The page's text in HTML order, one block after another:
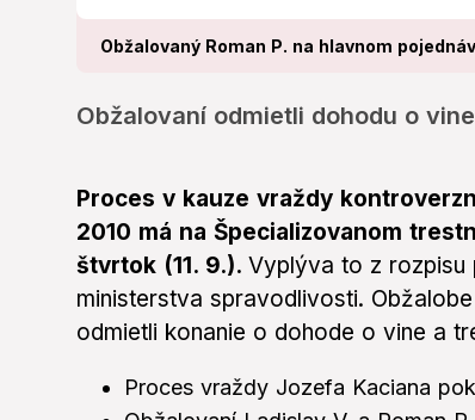
Obžalovaný Roman P. na hlavnom
Obžalovaní odmietli dohodu o
Proces v kauze vraždy
2010 má na Špecializovanom
štvrtok (11. 9.). Vyplýva to z rozpisu
ministerstva spravodlivosti.
odmietli konanie o dohode o vine a
Proces vraždy Jozefa Kaciana